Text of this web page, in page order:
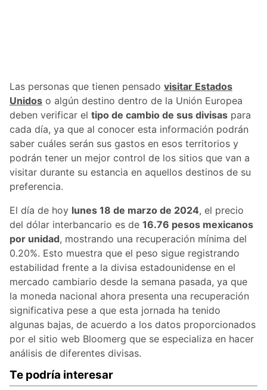
Las personas que tienen pensado visitar Estados
Unidos o algún destino dentro de la Unión Europea
deben verificar el tipo de cambio de sus divisas para
cada día, ya que al conocer esta información podrán
saber cuáles serán sus gastos en esos territorios y
podrán tener un mejor control de los sitios que van a
visitar durante su estancia en aquellos destinos de su
preferencia.
El día de hoy lunes 18 de marzo de 2024, el precio
del dólar interbancario es de 16.76 pesos mexicanos
por unidad, mostrando una recuperación mínima del
0.20%. Esto muestra que el peso sigue registrando
estabilidad frente a la divisa estadounidense en el
mercado cambiario desde la semana pasada, ya que
la moneda nacional ahora presenta una recuperación
significativa pese a que esta jornada ha tenido
algunas bajas, de acuerdo a los datos proporcionados
por el sitio web Bloomerg que se especializa en hacer
análisis de diferentes divisas.
Te podría interesar